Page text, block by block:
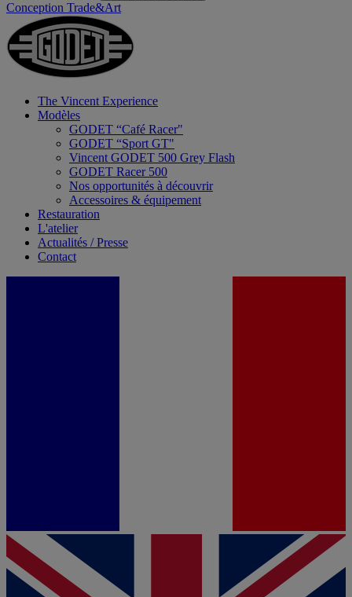
Conception Trade&Art
The Vincent Experience
Modèles
GODET “Café Racer"
GODET “Sport GT"
Vincent GODET 500 Grey Flash
GODET Racer 500
Nos opportunités à découvrir
Accessoires & équipement
Restauration
L'atelier
Actualités / Presse
Contact